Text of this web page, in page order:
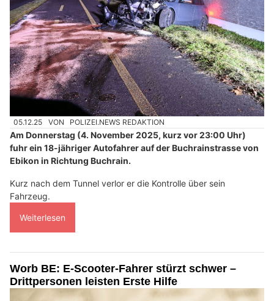
05.12.25 VON POLIZEI.NEWS REDAKTION
Am Donnerstag (4. November 2025, kurz vor 23:00 Uhr)
fuhr ein 18-jähriger Autofahrer auf der Buchrainstrasse von
Ebikon in Richtung Buchrain.
Kurz nach dem Tunnel verlor er die Kontrolle über sein
Fahrzeug.
Weiterlesen
Worb BE: E-Scooter-Fahrer stürzt schwer –
Drittpersonen leisten Erste Hilfe